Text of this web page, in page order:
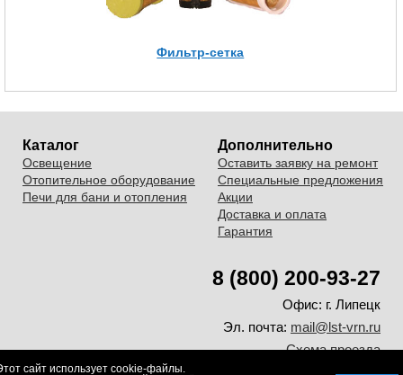
Фильтр-сетка
Каталог
Освещение
Отопительное оборудование
Печи для бани и отопления
Дополнительно
Оставить заявку на ремонт
Специальные предложения
Акции
Доставка и оплата
Гарантия
8 (800) 200-93-27
Офис: г. Липецк
Эл. почта: mail@lst-vrn.ru
Схема проезда
© 2008-2026. ООО "Лаборатория света и тепла"
сайт использует cookie-файлы.